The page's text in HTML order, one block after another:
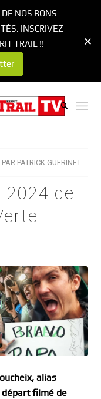
PAR PATRICK GUERINET
2024 de
alias
départ filmé de
NOS BONS
INSCRIVEZ-
TRAIL !!